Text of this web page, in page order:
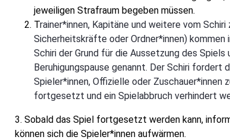
jeweiligen Strafraum begeben müssen.
Trainer*innen, Kapitäne und weitere vom Schiri
Sicherheitskräfte oder Ordner*innen)
Schiri der Grund für die Aussetzung des
Beruhigungspause genannt. Der Schiri fordert
Spieler*innen, Offizielle oder Zuschauer*innen
fortgesetzt und ein Spielabbruch verhindert
3. Sobald das Spiel fortgesetzt werden kann,
können sich die Spieler*innen aufwärmen.